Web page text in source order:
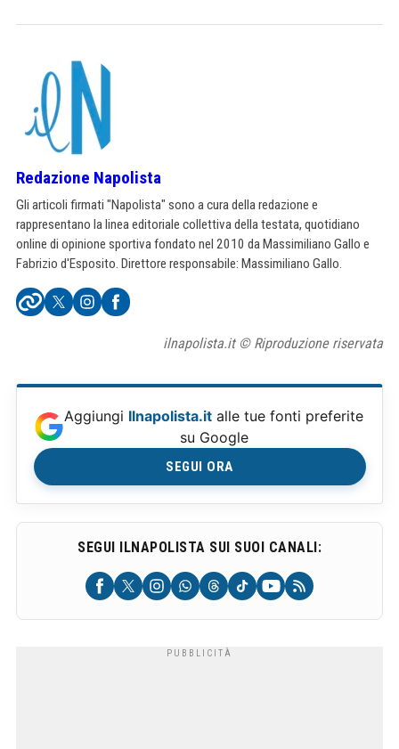
Redazione Napolista
Gli articoli firmati "Napolista" sono a cura della redazione e
rappresentano la linea editoriale collettiva della testata, quotidiano
online di opinione sportiva fondato nel 2010 da Massimiliano Gallo e
Fabrizio d'Esposito. Direttore responsabile: Massimiliano Gallo.
ilnapolista.it © Riproduzione riservata
Aggiungi Ilnapolista.it alle tue fonti preferite
su Google
SEGUI ORA
SEGUI ILNAPOLISTA SUI SUOI CANALI: